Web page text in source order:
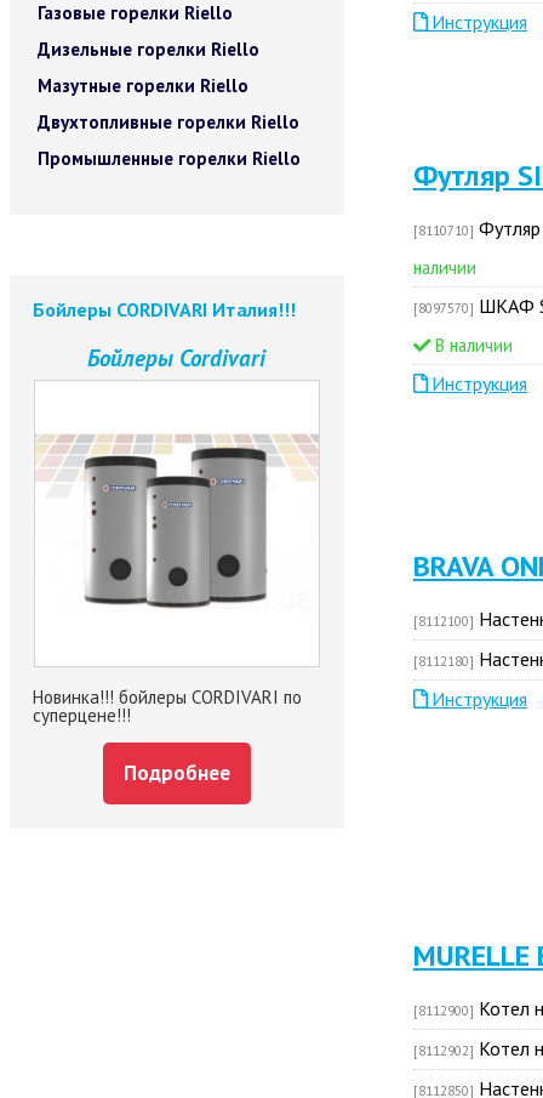
Газовые горелки Riello
Дизельные горелки Riello
Мазутные горелки Riello
Двухтопливные горелки Riello
Промышленные горелки Riello
Бойлеры CORDIVARI Италия!!!
Бойлеры Cordivari
Новинка!!! бойлеры CORDIVARI по
суперцене!!!
Подробнее
Инструкция
Футляр
[8110710]
наличии
[8097570] ШКАФ
В наличии
Инструкция
BRAVA
[8112100]
[8112180]
Инструкция
MURELLE
[8112900] Котел
[8112902] Котел
[8112850]